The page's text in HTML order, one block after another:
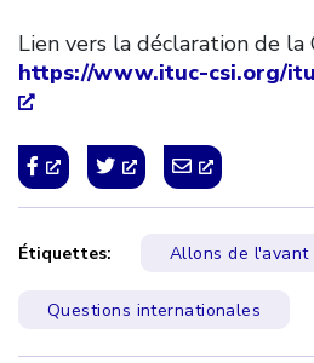
Lien vers la déclaration de la
https://www.ituc-csi.org/
Étiquettes: Allons de l'avant
Questions internationales